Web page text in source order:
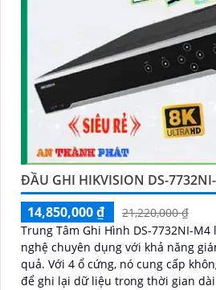
ĐẦU GHI HIKVISION DS-
14,850,000 ₫
21,220,000 ₫
Trung Tâm Ghi Hình DS-7732NI-
nghệ chuyên dụng với khả năng
quả. Với 4 ổ cứng, nó cung cấp không gian lưu trữ đủ lớn
để ghi lại dữ liệu trong thời gian dài